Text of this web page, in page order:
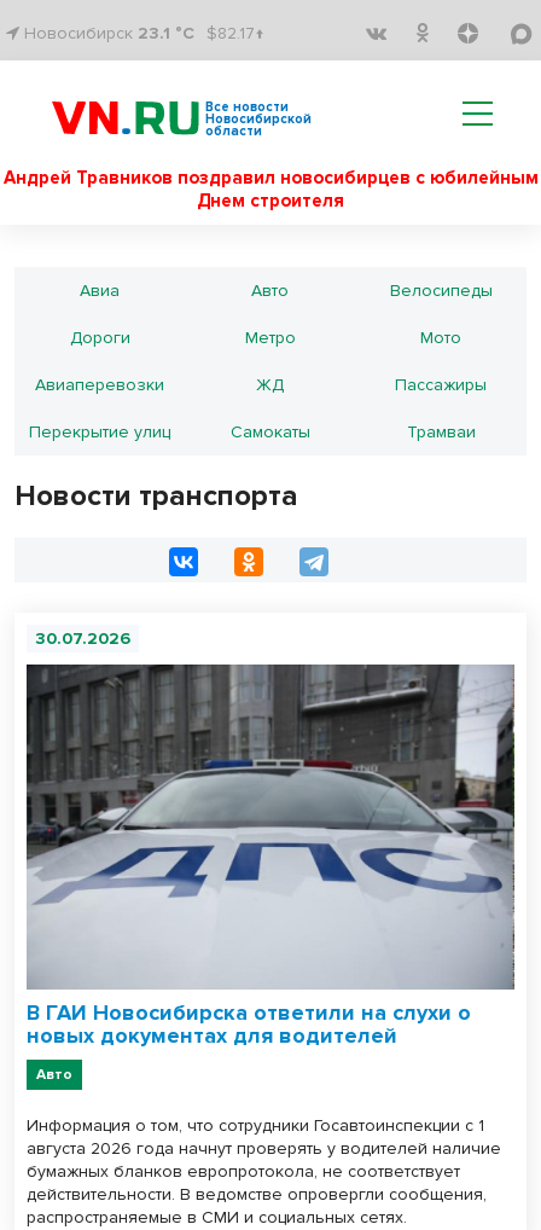
Новосибирск 23.1 °C $82.17↑
Все новости
Новосибирской
области
Андрей Травников поздравил новосибирцев с юбилейным
Днем строителя
Авиа Авто Велосипеды
Дороги Метро Мото
Авиаперевозки ЖД Пассажиры
Перекрытие улиц Самокаты Трамваи
Новости транспорта
30.07.2026
В ГАИ Новосибирска ответили на слухи о
новых документах для водителей
Авто
Информация о том, что сотрудники Госавтоинспекции с 1
августа 2026 года начнут проверять у водителей наличие
бумажных бланков европротокола, не соответствует
действительности. В ведомстве опровергли сообщения,
распространяемые в СМИ и социальных сетях.